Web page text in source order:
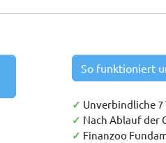
So funktioniert
✓ Unverbindliche
✓ Nach Ablauf der
✓ Finanzoo